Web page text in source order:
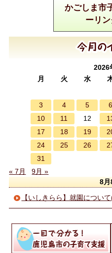
かごしま市
ーリ
2026
月
火 水
3
4 5 6
10
11 12
17
18 19
24
25 26
31
« 7月
9月 »
8月
【いしきらら】就園につい